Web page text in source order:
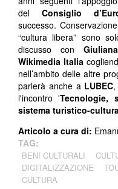
del Consiglio
successo.
“cultura libera” sono
discusso con
Wikimedia Italia
nell’ambito delle altre
parlerà anche a LUBEC
l'incontro 'Tecnologie,
sistema turistico-
Articolo a cura di:
TAG:
BENI CULTURALI
DIGITALIZZAZIONE
CULTURA